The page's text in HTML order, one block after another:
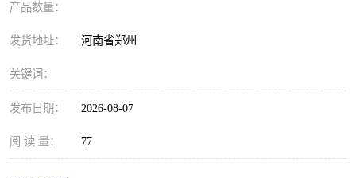
产品数量：
发货地址： 河南省郑州
关键词：
发布日期： 2026-08-07
阅 读 量： 77